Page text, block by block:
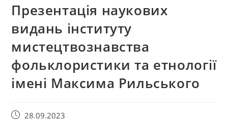
Презентація наукових
видань інституту
мистецтвознавства
фольклористики та етнології
імені Максима Рильського
28.09.2023